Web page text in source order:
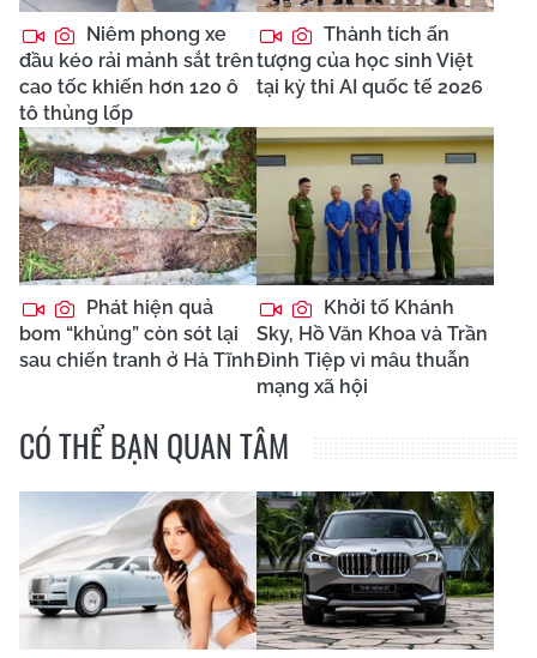
Niêm phong xe
đầu kéo rải mảnh sắt trên
cao tốc khiến hơn 120 ô
tô thủng lốp
Thành tích ấn
tượng của học sinh Việt
tại kỳ thi AI quốc tế 2026
Phát hiện quả
bom “khủng” còn sót lại
sau chiến tranh ở Hà Tĩnh
Khởi tố Khánh
Sky, Hồ Văn Khoa và Trần
Đình Tiệp vì mâu thuẫn
mạng xã hội
CÓ THỂ BẠN QUAN TÂM